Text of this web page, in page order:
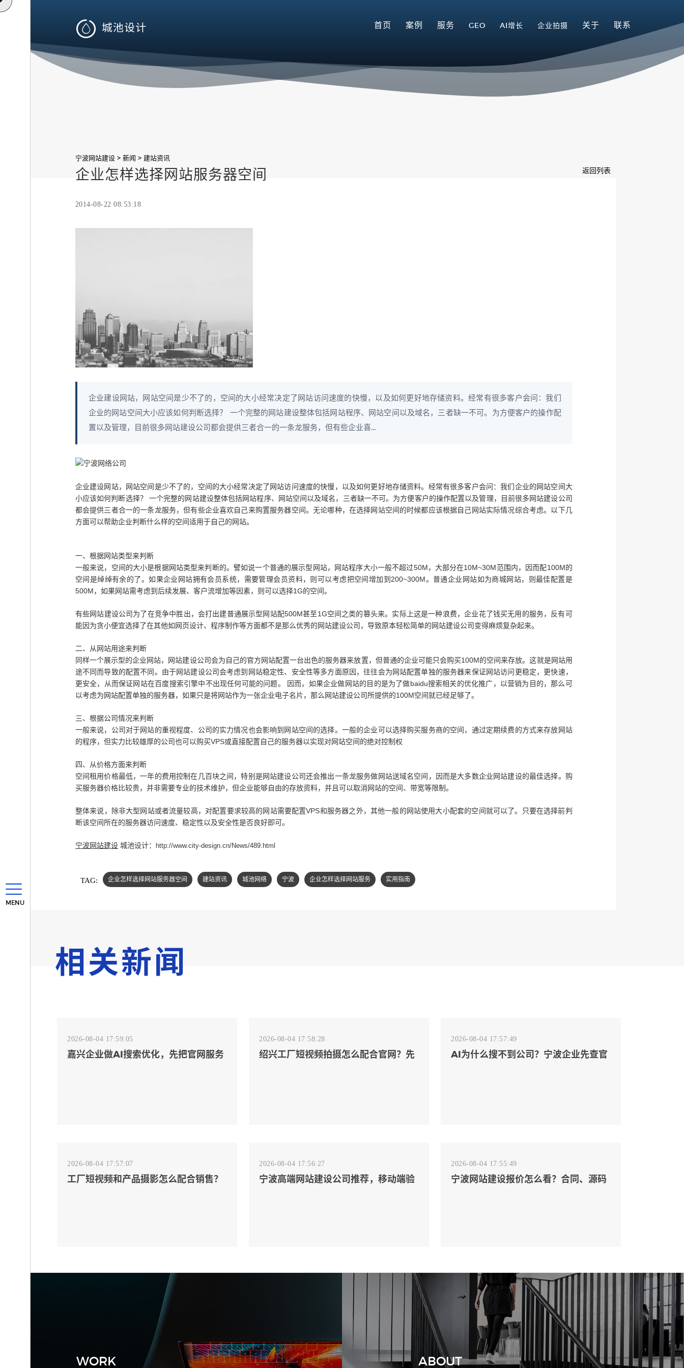
MENU
 首页 案例 服务 GEO AI增长 企业拍摄 关于 联系
宁波网站建设> 新闻 > 建站资讯
返回列表
企业怎样选择网站服务器空间
2014-08-22 08:53:18
企业建设网站，网站空间是少不了的，空间的大小经常决定了网站访问速度的快慢，以及如何更好地存储资料。经常有很多客户会问：我们
企业的网站空间大小应该如何判断选择？ 一个完整的网站建设整体包括网站程序、网站空间以及域名，三者缺一不可。为方便客户的操作配
置以及管理，目前很多网站建设公司都会提供三者合一的一条龙服务，但有些企业喜...
企业建设网站，网站空间是少不了的，空间的大小经常决定了网站访问速度的快慢，以及如何更好地存储资料。经常有很多客户会问：我们企业的网站空间大
小应该如何判断选择？ 一个完整的网站建设整体包括网站程序、网站空间以及域名，三者缺一不可。为方便客户的操作配置以及管理，目前很多网站建设公司
都会提供三者合一的一条龙服务，但有些企业喜欢自己来购置服务器空间。无论哪种，在选择网站空间的时候都应该根据自己网站实际情况综合考虑。以下几
方面可以帮助企业判断什么样的空间适用于自己的网站。
一、根据网站类型来判断
一般来说，空间的大小是根据网站类型来判断的。譬如说一个普通的展示型网站，网站程序大小一般不超过50M，大部分在10M~30M范围内，因而配100M的
空间是绰绰有余的了。如果企业网站拥有会员系统，需要管理会员资料，则可以考虑把空间增加到200~300M。普通企业网站如为商城网站，则最佳配置是
500M，如果网站需考虑到后续发展、客户流增加等因素，则可以选择1G的空间。
有些网站建设公司为了在竞争中胜出，会打出建普通展示型网站配500M甚至1G空间之类的篡头来。实际上这是一种浪费，企业花了钱买无用的服务，反有可
能因为贪小便宜选择了在其他如网页设计、程序制作等方面都不是那么优秀的网站建设公司，导致原本轻松简单的网站建设公司变得麻烦复杂起来。
二、从网站用途来判断
同样一个展示型的企业网站，网站建设公司会为自己的官方网站配置一台出色的服务器来放置，但普通的企业可能只会购买100M的空间来存放。这就是网站用
途不同而导致的配置不同。由于网站建设公司会考虑到网站稳定性、安全性等多方面原因，往往会为网站配置单独的服务器来保证网站访问更稳定，更快速，
更安全，从而保证网站在百度搜索引擎中不出现任何可能的问题。 因而，如果企业做网站的目的是为了做baidu搜索相关的优化推广，以营销为目的，那么可
以考虑为网站配置单独的服务器，如果只是将网站作为一张企业电子名片，那么网站建设公司所提供的100M空间就已经足够了。
三、根据公司情况来判断
一般来说，公司对于网站的重视程度、公司的实力情况也会影响到网站空间的选择。一般的企业可以选择购买服务商的空间，通过定期续费的方式来存放网站
的程序，但实力比较雄厚的公司也可以购买VPS或直接配置自己的服务器以实现对网站空间的绝对控制权
四、从价格方面来判断
空间租用价格最低，一年的费用控制在几百块之间，特别是网站建设公司还会推出一条龙服务做网站送域名空间，因而是大多数企业网站建设的最佳选择。购
买服务器价格比较贵，并非需要专业的技术维护，但企业能够自由的存放资料，并且可以取消网站的空间、带宽等限制。
整体来说，除非大型网站或者流量较高，对配置要求较高的网站需要配置VPS和服务器之外，其他一般的网站使用大小配套的空间就可以了。只要在选择前判
断该空间所在的服务器访问速度、稳定性以及安全性是否良好即可。
宁波网站建设城池设计： http://www.city-design.cn/News/489.html
TAG: 企业怎样选择网站服务器空间 建站资讯 城池网络 宁波 企业怎样选择网站服务 实用指南
相关新闻
2026-08-04 17:59:05
嘉兴企业做AI搜索优化，先把官网服务
2026-08-04 17:58:28
绍兴工厂短视频拍摄怎么配合官网？先
2026-08-04 17:57:49
AI为什么搜不到公司？宁波企业先查官
2026-08-04 17:57:07
工厂短视频和产品摄影怎么配合销售？
2026-08-04 17:56:27
宁波高端网站建设公司推荐，移动端验
2026-08-04 17:55:49
宁波网站建设报价怎么看？合同、源码
宁波制造业网站建设公司怎么选？先看
WORK ABOUT